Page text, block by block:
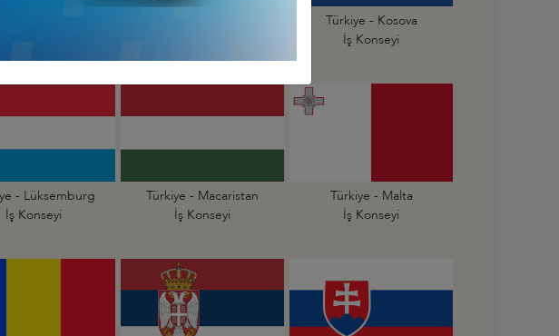
Türkiye - Kosova
İş Konseyi
- Lüksemburg
İş Konseyi
Türkiye - Macaristan
İş Konseyi
Türkiye - Malta
İş Konseyi